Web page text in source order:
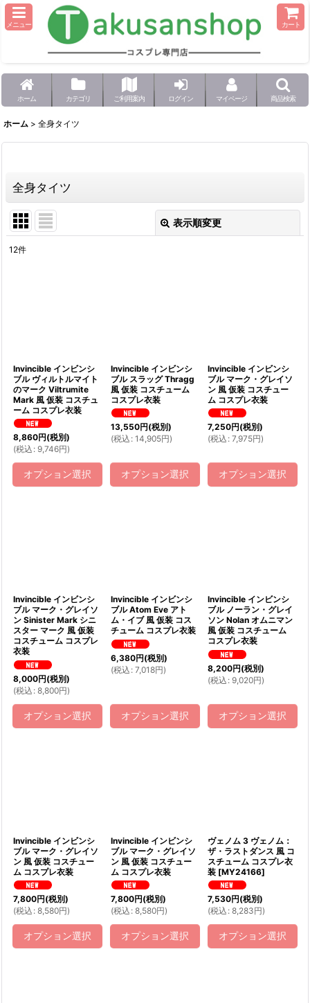
メニュー カート
ホーム カテゴリ ご利用案内 ログイン マイページ 商品検索
ホーム > 全身タイツ
全身タイツ
表示順変更
12件
Invincible インビンシ
ブル ヴィルトルマイト
のマーク Viltrumite
Mark 風 仮装 コスチュ
ーム コスプレ衣装
8,860円(税別)
(税込 : 9,746円)
オプション選択
Invincible インビンシ
ブル スラッグ Thragg
風 仮装 コスチューム
コスプレ衣装
13,550円(税別)
(税込 : 14,905円)
オプション選択
Invincible インビンシ
ブル マーク・グレイソ
ン 風 仮装 コスチュー
ム コスプレ衣装
7,250円(税別)
(税込 : 7,975円)
オプション選択
Invincible インビンシ
ブル マーク・グレイソ
ン Sinister Mark シニ
スター マーク 風 仮装
コスチューム コスプレ
衣装
8,000円(税別)
(税込 : 8,800円)
オプション選択
Invincible インビンシ
ブル Atom Eve アト
ム・イブ 風 仮装 コス
チューム コスプレ衣装
6,380円(税別)
(税込 : 7,018円)
オプション選択
Invincible インビンシ
ブル ノーラン・グレイ
ソン Nolan オムニマン
風 仮装 コスチューム
コスプレ衣装
8,200円(税別)
(税込 : 9,020円)
オプション選択
Invincible インビンシ
ブル マーク・グレイソ
ン 風 仮装 コスチュー
ム コスプレ衣装
7,800円(税別)
(税込 : 8,580円)
オプション選択
Invincible インビンシ
ブル マーク・グレイソ
ン 風 仮装 コスチュー
ム コスプレ衣装
7,800円(税別)
(税込 : 8,580円)
オプション選択
ヴェノム 3 ヴェノム：
ザ・ラストダンス 風 コ
スチューム コスプレ衣
装 [MY24166]
7,530円(税別)
(税込 : 8,283円)
オプション選択